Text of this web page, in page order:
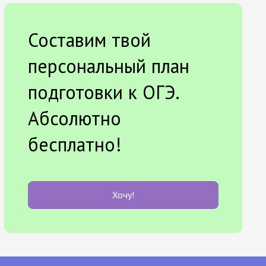
Составим твой
персональный план
подготовки к ОГЭ.
Абсолютно
бесплатно!
Хочу!